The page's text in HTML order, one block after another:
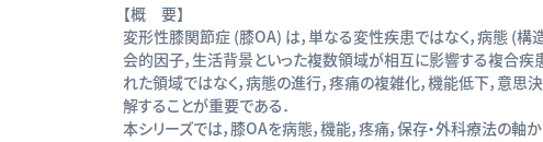
【概 要】
変形性膝関節症 (膝OA) は，単なる変性疾患ではなく，病態 (構
会的因子，生活背景といった複数領域が相互に影響する複合疾
れた領域ではなく，病態の進行，疼痛の複雑化，機能低下，意
解することが重要である．
本シリーズでは，膝OAを病態，機能，疼痛，保存・外科療法の軸